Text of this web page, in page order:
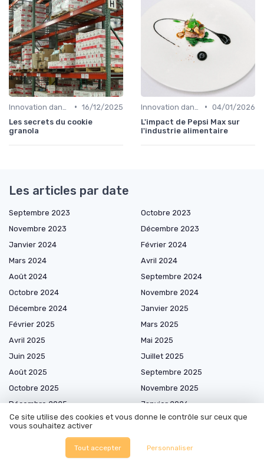
• 16/12/2025
Les secrets du cookie
granola
• 04/01/2026
L'impact de Pepsi Max sur
l'industrie alimentaire
Les articles par date
Septembre 2023
Octobre 2023
Novembre 2023
Décembre 2023
Janvier 2024
Février 2024
Mars 2024
Avril 2024
Août 2024
Septembre 2024
Octobre 2024
Novembre 2024
Décembre 2024
Janvier 2025
Février 2025
Mars 2025
Avril 2025
Mai 2025
Juin 2025
Juillet 2025
Août 2025
Septembre 2025
Octobre 2025
Novembre 2025
Décembre 2025
Janvier 2026
Février 2026
Mars 2026
Juillet 2026
Ce site utilise des cookies et vous donne le contrôle sur ceux que
vous souhaitez activer
Tout accepter Personnaliser